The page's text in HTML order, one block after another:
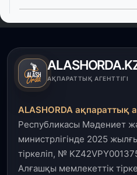
5 тамыз, 2026
тұрғын үйді салып бітті
4 тамыз, 2026
3 тамыз, 2026
Өңірлерде жаңа
логистикалық хаб және
пайдалануға берілді
АҚПАРАТТЫҚ АГЕНТТІГІ
ALASHORDA ақпараттық
Республикасы Мәдениет
министрлігінде 2025
тіркеліп, №
Алғашқы мемлекеттік